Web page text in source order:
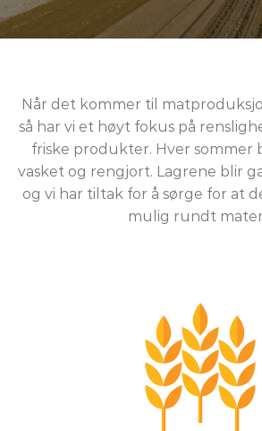
Når det kommer til
så har vi et høyt fokus på
friske produkter. Hver sommer
vasket og rengjort. Lagrene blir
og vi har tiltak for å sørge for at
mulig rundt